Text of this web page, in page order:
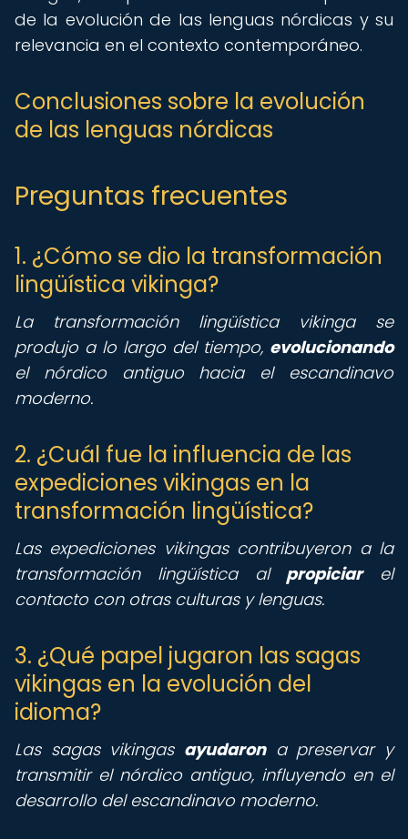
de la evolución de las lenguas nórdicas y su
relevancia en el contexto contemporáneo.
Conclusiones sobre la evolución
de las lenguas nórdicas
Preguntas frecuentes
1. ¿Cómo se dio la transformación
lingüística vikinga?
La transformación lingüística vikinga se
produjo a lo largo del tiempo, evolucionando
el nórdico antiguo hacia el escandinavo
moderno.
2. ¿Cuál fue la influencia de las
expediciones vikingas en la
transformación lingüística?
Las expediciones vikingas contribuyeron a la
transformación lingüística al propiciarel
contacto con otras culturas y lenguas.
3. ¿Qué papel jugaron las sagas
vikingas en la evolución del
idioma?
Las sagas vikingas ayudarona preservar y
transmitir el nórdico antiguo, influyendo en el
desarrollo del escandinavo moderno.